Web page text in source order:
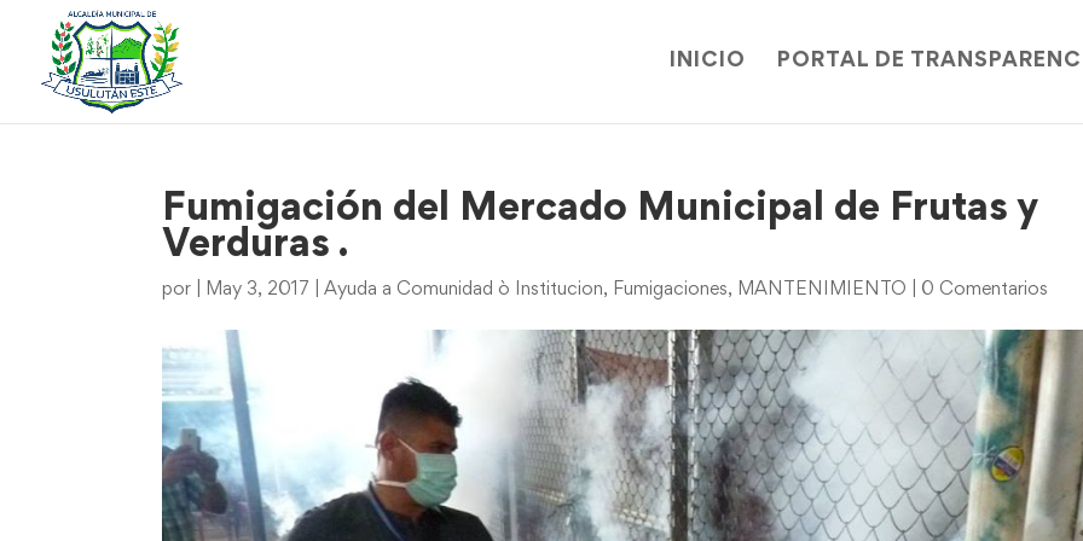
INICIO PORTAL DE
Fumigación del Mercado Municipal de Frutas y
Verduras .
por May 3, 2017 |Ayuda a Comunidad ò Institucion, Fumigaciones, MANTENIMIENTO 0 Comentarios